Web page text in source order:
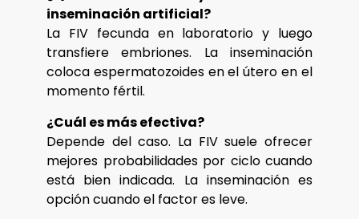
inseminación artificial?
La FIV fecunda en laboratorio y luego
transfiere embriones. La inseminación
coloca espermatozoides en el útero en el
momento fértil.
¿Cuál es más efectiva?
Depende del caso. La FIV suele ofrecer
mejores probabilidades por ciclo cuando
está bien indicada. La inseminación es
opción cuando el factor es leve.